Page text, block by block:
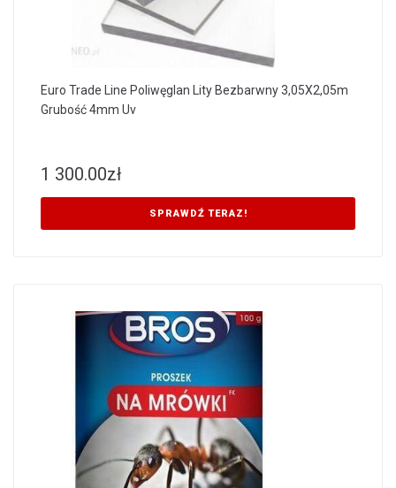
Euro Trade Line Poliwęglan Lity Bezbarwny 3,05X2,05m
Grubość 4mm Uv
1 300.00zł
SPRAWDŹ TERAZ!